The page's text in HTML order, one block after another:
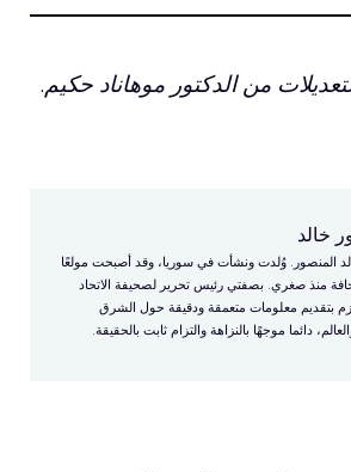
من الدكتور موهاناد حكيم.
خالد
المنصور. وُلدت ونشأت في سوريا، وقد أصبحت مولعًا
منذ صغري. بصفتي رئيس تحرير لصحيفة الاتحاد
بتقديم معلومات متعمقة ودقيقة حول الشرق
دائما موجهًا بالنزاهة والتزام ثابت بالحقيقة.